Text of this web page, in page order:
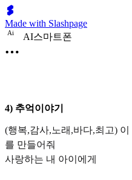
Made with Slashpage
Ai AI스마트폰
4) 추억이야기
(행복,감사,노래,바다,최고)
를 만들어줘
사랑하는 내 아이에게